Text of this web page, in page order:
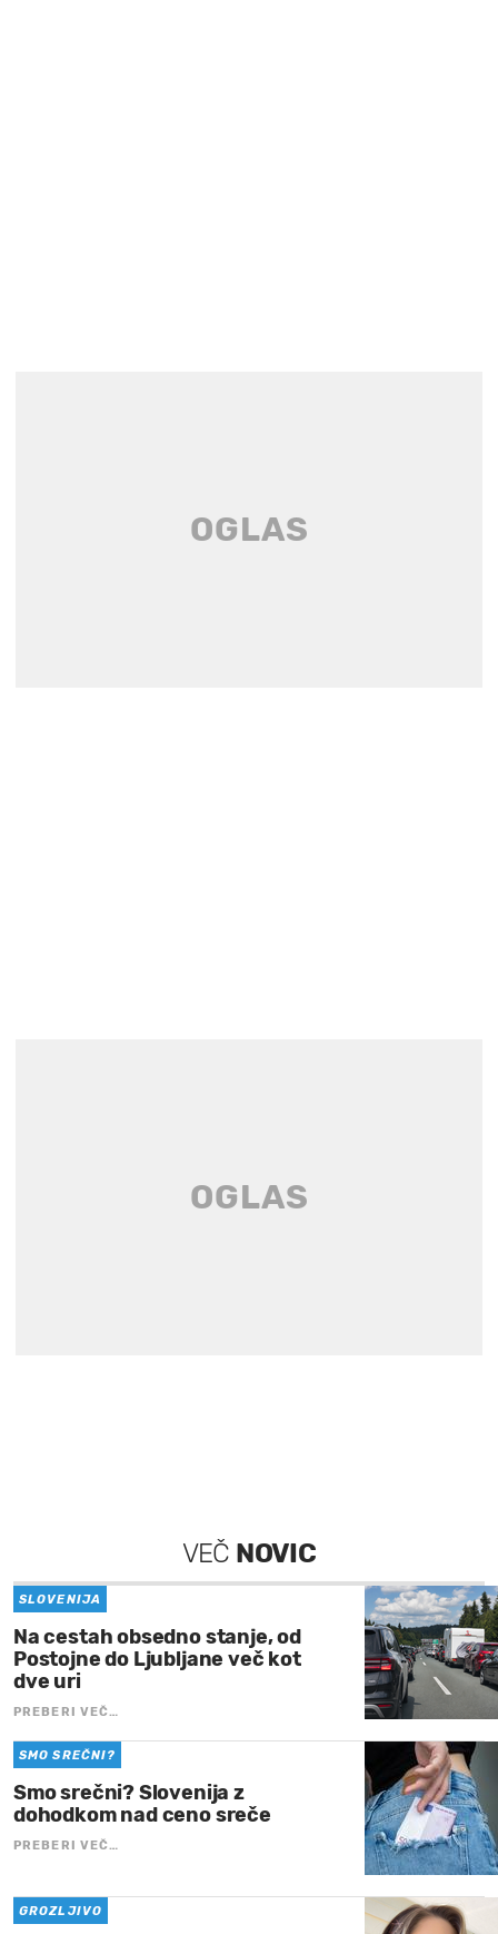
VEČ NOVIC
SLOVENIJA
Na cestah obsedno stanje, od
Postojne do Ljubljane več kot
dve uri
PREBERI VEČ…
SMO SREČNI?
Smo srečni? Slovenija z
dohodkom nad ceno sreče
PREBERI VEČ…
GROZLJIVO